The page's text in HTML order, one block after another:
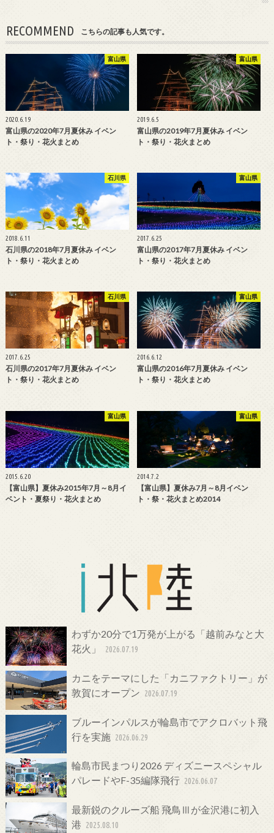
RECOMMEND こちらの記事も人気です。
富山県
2020.6.19
富山県の2020年7月夏休み イベン
ト・祭り・花火まとめ
富山県
2019.6.5
富山県の2019年7月夏休み イベン
ト・祭り・花火まとめ
石川県
2018.6.11
石川県の2018年7月夏休み イベン
ト・祭り・花火まとめ
富山県
2017.6.25
富山県の2017年7月夏休み イベン
ト・祭り・花火まとめ
石川県
2017.6.25
石川県の2017年7月夏休み イベン
ト・祭り・花火まとめ
富山県
2016.6.12
富山県の2016年7月夏休み イベン
ト・祭り・花火まとめ
富山県
2015.6.20
【富山県】夏休み2015年7月～8月イ
ベント・夏祭り・花火まとめ
富山県
2014.7.2
【富山県】夏休み7月～8月イベン
ト・祭・花火まとめ2014
わずか20分で1万発が上がる「越前みなと大
花火」
2026.07.19
カニをテーマにした「カニファクトリー」が
敦賀にオープン 2026.07.19
ブルーインパルスが輪島市でアクロバット飛
行を実施 2026.06.29
輪島市民まつり2026 ディズニースペシャル
パレードやF-35編隊飛行 2026.06.07
最新鋭のクルーズ船 飛鳥Ⅲが金沢港に初入
港 2025.08.10